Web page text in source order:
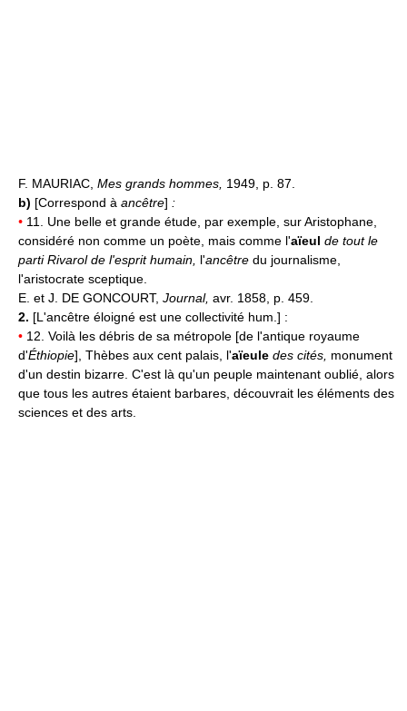
F. MAURIAC, Mes grands hommes, 1949, p. 87.
b) [Correspond à ancêtre] :
• 11. Une belle et grande étude, par exemple, sur Aristophane,
considéré non comme un poète, mais comme l'aïeul de tout le
parti Rivarol de l'esprit humain, l'ancêtre du journalisme,
l'aristocrate sceptique.
E. et J. DE GONCOURT, Journal, avr. 1858, p. 459.
2. [L'ancêtre éloigné est une collectivité hum.] :
• 12. Voilà les débris de sa métropole [de l'antique royaume
d'Éthiopie], Thèbes aux cent palais, l'aïeule des cités, monument
d'un destin bizarre. C'est là qu'un peuple maintenant oublié, alors
que tous les autres étaient barbares, découvrait les éléments des
sciences et des arts.